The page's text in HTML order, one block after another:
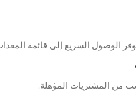
الوصول السريع إلى قائمة
من المشتريات المؤهلة.